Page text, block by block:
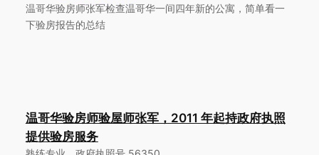
温哥华验房师张军检查温哥华一间四年新的公寓，简单看一
下验房报告的总结
温哥华验房师验屋师张军，2011 年起持政府执照
提供验房服务